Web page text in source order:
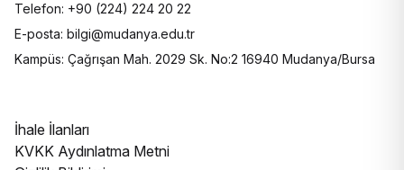
Telefon: +90 (224) 224 20 22
E-posta: bilgi@mudanya.edu.tr
Kampüs: Çağrışan Mah. 2029 Sk. No:2 16940 Mudanya/Bursa
İhale İlanları
KVKK Aydınlatma Metni